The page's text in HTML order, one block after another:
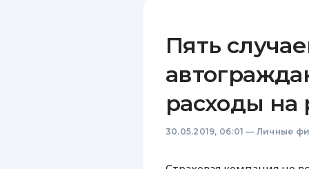
Пять
расходы на
30.05.2019, 06:01 — Личные